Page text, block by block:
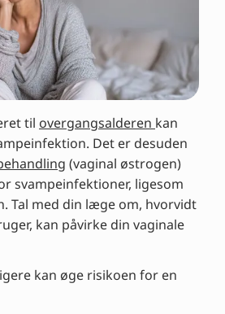
til overgangsalderen kan
Det er desuden
(vaginal østrogen)
svampeinfektioner, ligesom
Tal med din læge om, hvorvidt
kan påvirke din vaginale
kan øge risikoen for en